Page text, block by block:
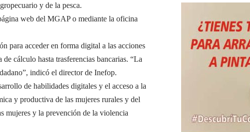
y de la pesca.
web del MGAP o mediante la oficina
para acceder en forma digital a las acciones
cálculo hasta trasferencias bancarias. “La
indicó el director de Inefop.
de habilidades digitales y el acceso a la
y productiva de las mujeres rurales y del
mujeres y la prevención de la violencia